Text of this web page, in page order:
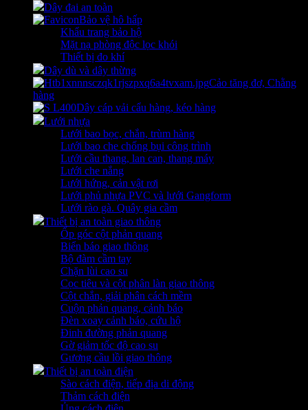
Dây đai an toàn
Bảo vệ hô hấp
Khẩu trang bảo hộ
Mặt nạ phòng độc lọc khói
Thiết bị đo khí
Dây dù và dây thừng
Cảo tăng đơ, Chằng
hàng
Dây cáp vải cẩu hàng, kéo hàng
Lưới nhựa
Lưới bao bọc, chắn, trùm hàng
Lưới bao che chống bụi công trình
Lưới cầu thang, lan can, thang máy
Lưới che nắng
Lưới hứng, cản vật rơi
Lưới phủ nhựa PVC và lưới Gangform
Lưới rào gà. Quây gia cầm
Thiết bị an toàn giao thông
Ốp góc cột phản quang
Biển báo giao thông
Bộ đàm cầm tay
Chặn lùi cao su
Cọc tiêu và cột phân làn giao thông
Cột chắn, giải phân cách mềm
Cuộn phản quang, cảnh báo
Đèn xoay cảnh báo, cứu hộ
Đinh đường phản quang
Gờ giảm tốc độ cao su
Gương cầu lồi giao thông
Thiết bị an toàn điện
Sào cách điện, tiếp địa di động
Thảm cách điện